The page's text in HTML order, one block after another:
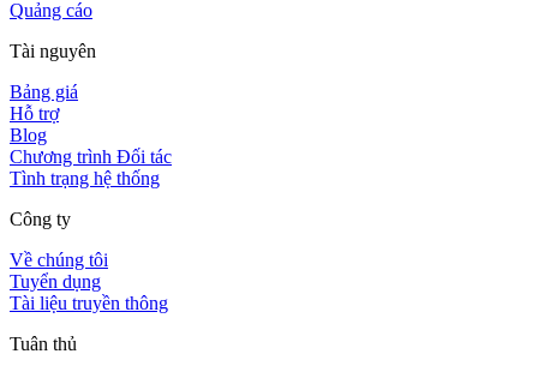
Quảng cáo
Tài nguyên
Bảng giá
Hỗ trợ
Blog
Chương trình Đối tác
Tình trạng hệ thống
Công ty
Về chúng tôi
Tuyển dụng
Tài liệu truyền thông
Tuân thủ